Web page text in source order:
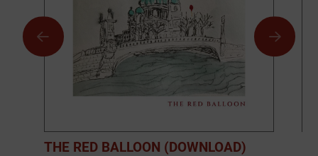
THE RED BALLOON (DOWNLOAD)